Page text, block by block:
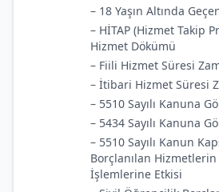
– 18 Yaşın Altında
– HİTAP (Hizmet Takip
Hizmet Dökümü
– Fiili Hizmet Süresi
– İtibari Hizmet Süresi
– 5510 Sayılı Kanuna
– 5434 Sayılı Kanuna
– 5510 Sayılı Kanun
Borçlanılan
İşlemlerine Etkisi